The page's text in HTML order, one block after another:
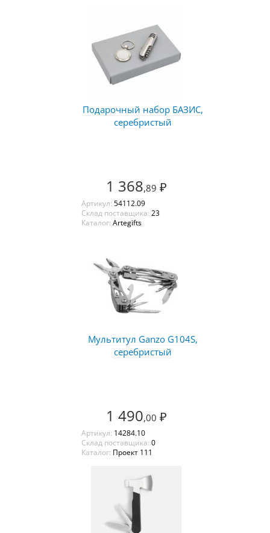
Подарочный набор БАЗИС,
серебристый
1 368,89 ₽
Артикул: 54112.09
Склад поставщика: 23
Каталог: Artegifts
Мультитул Ganzo G104S,
серебристый
1 490,00 ₽
Артикул: 14284.10
Склад поставщика: 0
Каталог: Проект 111